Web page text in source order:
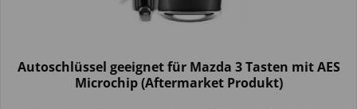
Autoschlüssel geeignet für Mazda 3 Tasten mit AES
Microchip (Aftermarket Produkt)